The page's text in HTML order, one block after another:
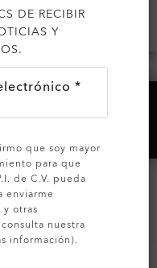
NOVEDADES
DE RECIBIR
Y
*
que soy mayor
para que
de C.V. pueda
enviarme
y otras
nuestra
información).